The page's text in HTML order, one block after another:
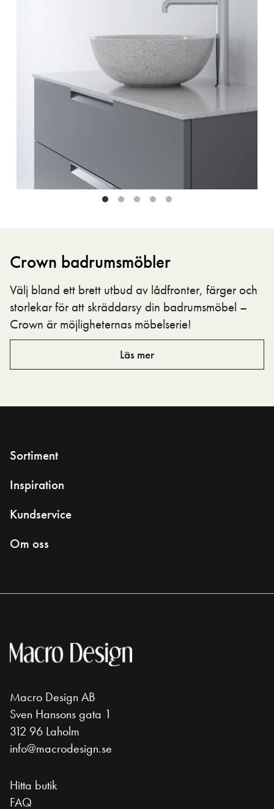
Crown badrumsmöbler
Välj bland ett brett utbud av lådfronter, färger och
storlekar för att skräddarsy din badrumsmöbel –
Crown är möjligheternas möbelserie!
Läs mer
Sortiment
Inspiration
Kundservice
Om oss
Macro Design AB
Sven Hansons gata 1
312 96 Laholm
info@macrodesign.se
Hitta butik
FAQ